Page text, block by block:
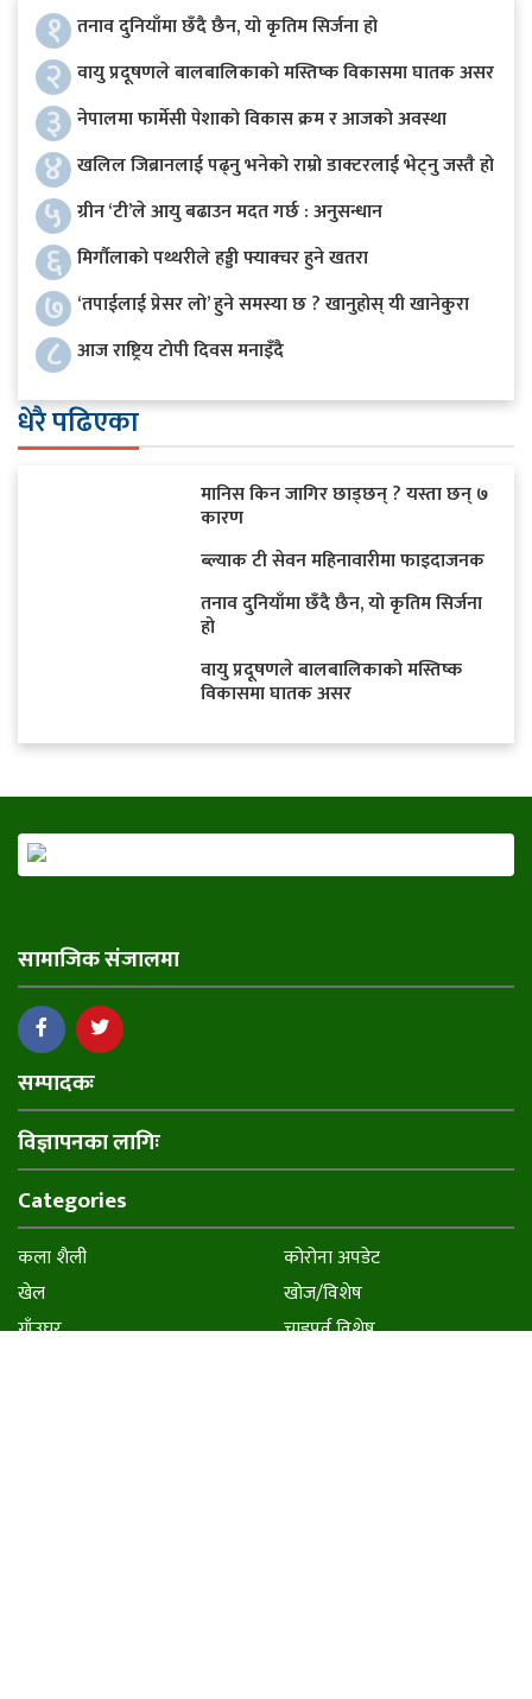
१ तनाव दुनियाँमा छँदै छैन, यो कृतिम सिर्जना हो
२ वायु प्रदूषणले बालबालिकाको मस्तिष्क विकासमा घातक असर
३ नेपालमा फार्मेसी पेशाको विकास क्रम र आजको अवस्था
४ खलिल जिब्रानलाई पढ्नु भनेको राम्रो डाक्टरलाई भेट्नु जस्तै हो
५ ग्रीन ‘टी’ले आयु बढाउन मदत गर्छ : अनुसन्धान
६ मिर्गौलाको पथ्थरीले हड्डी फ्याक्चर हुने खतरा
७ ‘तपाईलाई प्रेसर लो’ हुने समस्या छ ? खानुहोस् यी खानेकुरा
८ आज राष्ट्रिय टोपी दिवस मनाइँदै
धेरै पढिएका
मानिस किन जागिर छाड्छन् ? यस्ता छन् ७
कारण
ब्ल्याक टी सेवन महिनावारीमा फाइदाजनक
तनाव दुनियाँमा छँदै छैन, यो कृतिम सिर्जना
हो
वायु प्रदूषणले बालबालिकाको मस्तिष्क
विकासमा घातक असर
सामाजिक संजालमा
सम्पादकः
विज्ञापनका लागिः
Categories
कला शैली
कोरोना अपडेट
खेल
खोज/विशेष
गाँउघर
चाडपर्व विशेष